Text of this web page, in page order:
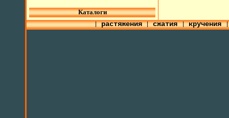
Каталоги
|растяжения|сжатия|кручения